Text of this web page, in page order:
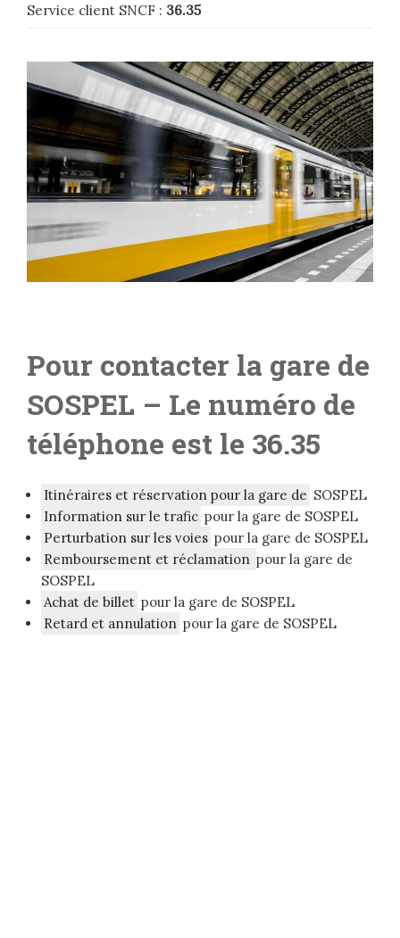
Service client SNCF : 36.35
Pour contacter la gare de
SOSPEL – Le numéro de
téléphone est le 36.35
Itinéraires et réservation pour la gare de SOSPEL
Information sur le trafic pour la gare de SOSPEL
Perturbation sur les voies pour la gare de SOSPEL
Remboursement et réclamation pour la gare de
SOSPEL
Achat de billet pour la gare de SOSPEL
Retard et annulation pour la gare de SOSPEL